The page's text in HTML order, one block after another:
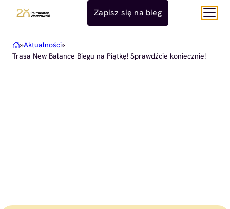
Zapisz się na bieg
»Aktualności»
Trasa New Balance Biegu na Piątkę! Sprawdźcie koniecznie!